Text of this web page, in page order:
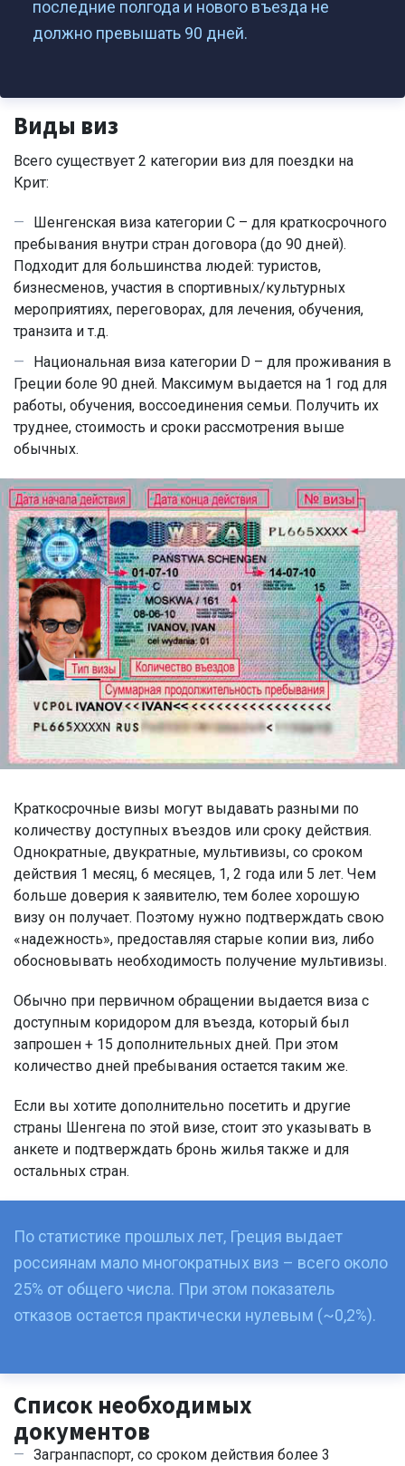
последние полгода и нового въезда не
должно превышать 90 дней.
Виды виз
Всего существует 2 категории виз для поездки на
Крит:
Шенгенская виза категории C – для краткосрочного
пребывания внутри стран договора (до 90 дней).
Подходит для большинства людей: туристов,
бизнесменов, участия в спортивных/культурных
мероприятиях, переговорах, для лечения, обучения,
транзита и т.д.
Национальная виза категории D – для проживания в
Греции боле 90 дней. Максимум выдается на 1 год для
работы, обучения, воссоединения семьи. Получить их
труднее, стоимость и сроки рассмотрения выше
обычных.
Краткосрочные визы могут выдавать разными по
количеству доступных въездов или сроку действия.
Однократные, двукратные, мультивизы, со сроком
действия 1 месяц, 6 месяцев, 1, 2 года или 5 лет. Чем
больше доверия к заявителю, тем более хорошую
визу он получает. Поэтому нужно подтверждать свою
«надежность», предоставляя старые копии виз, либо
обосновывать необходимость получение мультивизы.
Обычно при первичном обращении выдается виза с
доступным коридором для въезда, который был
запрошен + 15 дополнительных дней. При этом
количество дней пребывания остается таким же.
Если вы хотите дополнительно посетить и другие
страны Шенгена по этой визе, стоит это указывать в
анкете и подтверждать бронь жилья также и для
остальных стран.
По статистике прошлых лет, Греция выдает
россиянам мало многократных виз – всего около
25% от общего числа. При этом показатель
отказов остается практически нулевым (~0,2%).
Список необходимых
документов
Загранпаспорт, со сроком действия более 3